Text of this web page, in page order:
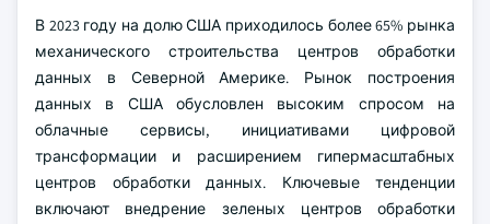
В 2023 году на долю США приходилось более 65% рынка
механического строительства центров обработки
данных в Северной Америке. Рынок построения
данных в США обусловлен высоким спросом на
облачные сервисы, инициативами цифровой
трансформации и расширением гипермасштабных
центров обработки данных. Ключевые тенденции
включают внедрение зеленых центров обработки